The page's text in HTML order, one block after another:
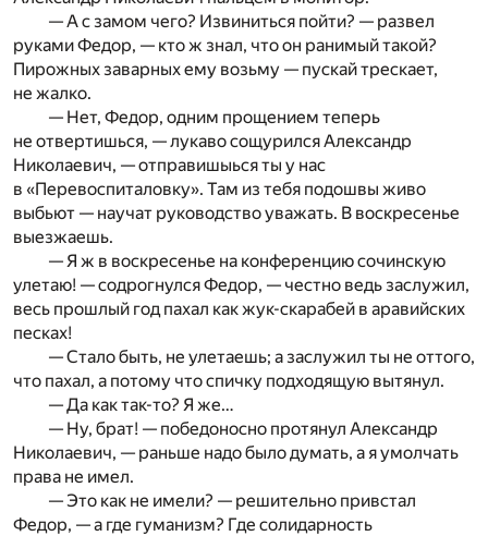
— А с замом чего? Извиниться пойти? — развел
руками Федор, — кто ж знал, что он ранимый такой?
Пирожных заварных ему возьму — пускай трескает,
не жалко.
— Нет, Федор, одним прощением теперь
не отвертишься, — лукаво сощурился Александр
Николаевич, — отправишыься ты у нас
в «Перевоспиталовку». Там из тебя подошвы живо
выбьют — научат руководство уважать. В воскресенье
выезжаешь.
— Я ж в воскресенье на конференцию сочинскую
улетаю! — содрогнулся Федор, — честно ведь заслужил,
весь прошлый год пахал как жук-скарабей в аравийских
песках!
— Стало быть, не улетаешь; а заслужил ты не оттого,
что пахал, а потому что спичку подходящую вытянул.
— Да как так-то? Я же…
— Ну, брат! — победоносно протянул Александр
Николаевич, — раньше надо было думать, а я умолчать
права не имел.
— Это как не имели? — решительно привстал
Федор, — а где гуманизм? Где солидарность